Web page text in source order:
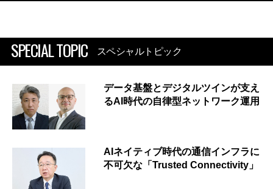
SPECIAL TOPIC スペシャルトピック
データ基盤とデジタルツインが支え
るAI時代の自律型ネットワーク運用
AIネイティブ時代の通信インフラに
不可欠な「Trusted Connectivity」